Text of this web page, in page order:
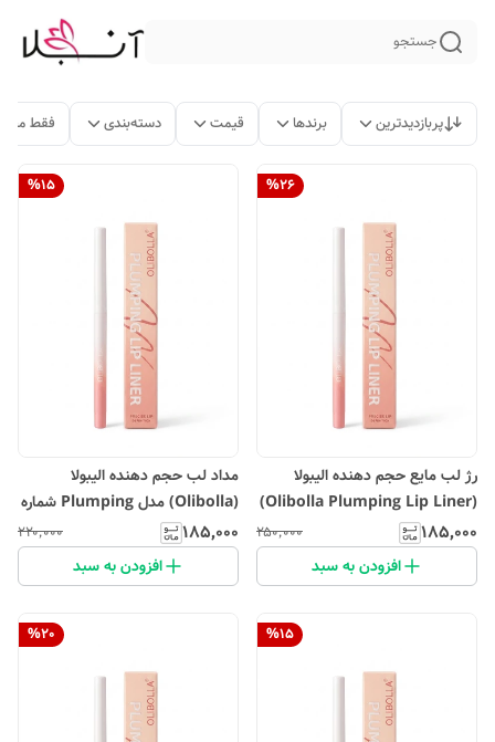
جستجو
پربازدیدترین برندها قیمت دسته‌بندی فقط
%26
رژ لب مایع حجم دهنده الیبولا
(Olibolla Plumping Lip Liner)
- شماره 06 (رنگ Spice It Up)
۱۸۵٬۰۰۰ ۲۵۰٬۰۰۰
افزودن به سبد
%15
مداد لب حجم دهنده الیبولا
(Olibolla) مدل Plumping شماره
05 - رنگ Blush Hour
۱۸۵٬۰۰۰ ۲۲۰٬۰۰۰
افزودن به سبد
%15
%20